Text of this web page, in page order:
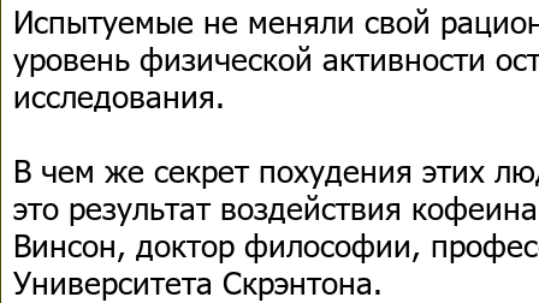
Испытуемые не меняли свой
уровень физической активности
исследования.
В чем же секрет похудения этих
это результат воздействия
Винсон, доктор философии,
Университета Скрэнтона.